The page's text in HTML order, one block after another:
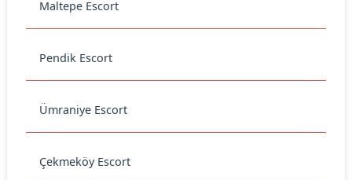
Maltepe Escort
Pendik Escort
Ümraniye Escort
Çekmeköy Escort